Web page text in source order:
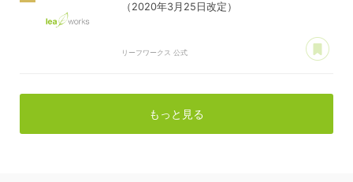
（2020年3月25日改定）
リーフワークス 公式
もっと見る